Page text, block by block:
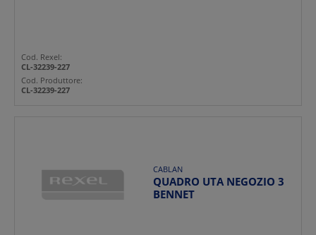
Cod. Rexel:
CL-32239-227
Cod. Produttore:
CL-32239-227
CABLAN
QUADRO UTA NEGOZIO 3
BENNET